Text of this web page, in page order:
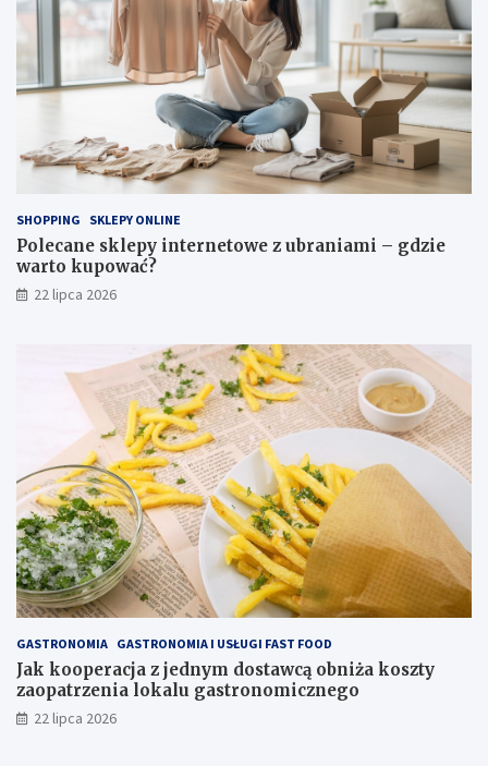
SHOPPING SKLEPY ONLINE
Polecane sklepy internetowe z ubraniami – gdzie
warto kupować?
22 lipca 2026
GASTRONOMIA GASTRONOMIA I USŁUGI FAST FOOD
Jak kooperacja z jednym dostawcą obniża koszty
zaopatrzenia lokalu gastronomicznego
22 lipca 2026